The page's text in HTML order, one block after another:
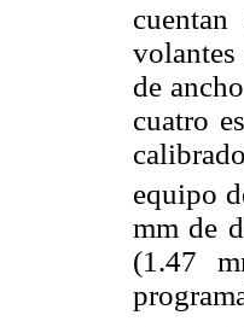
de
cuatro
equipo
mm de
(1.47